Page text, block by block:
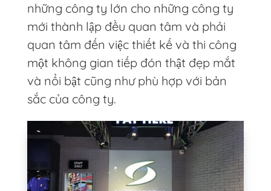
những công ty lớn cho những công ty
mới thành lập đều quan tâm và phải
quan tâm đến việc thiết kế và thi công
một không gian tiếp đón thật đẹp mắt
và nổi bật cũng như phù hợp với bản
sắc của công ty.